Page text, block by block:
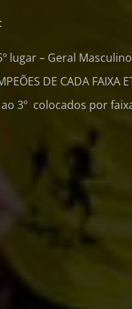
lugar – Geral
DE CADA FAIXA
3º colocados por